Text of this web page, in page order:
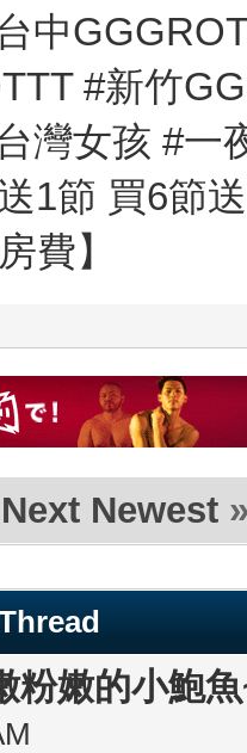
中
#新竹
灣女孩 #一
1節 買6節
費】
Next Newest
粉嫩的小鮑